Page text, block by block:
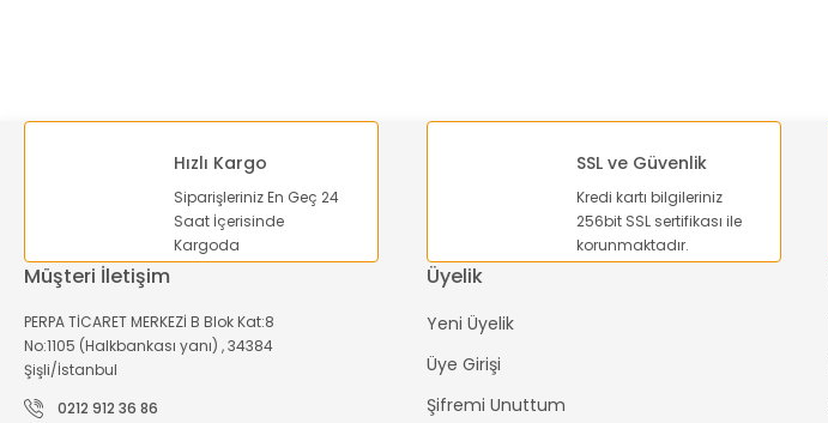
Hızlı Kargo
Siparişleriniz En Geç 24
Saat İçerisinde
Kargoda
SSL ve Güvenlik
Kredi kartı bilgileriniz
256bit SSL sertifikası ile
korunmaktadır.
Müşteri İletişim
PERPA TİCARET MERKEZİ B Blok Kat:8
No:1105 (Halkbankası yanı) , 34384
Şişli/İstanbul
0212 912 36 86
Üyelik
Yeni Üyelik
Üye Girişi
Şifremi Unuttum